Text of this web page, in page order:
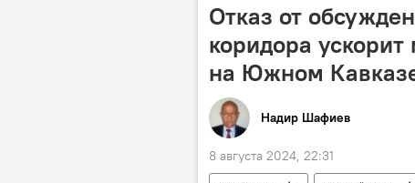
Отказ от
коридора
на Южном
Надир Шафиев
8 августа 2024, 22:31